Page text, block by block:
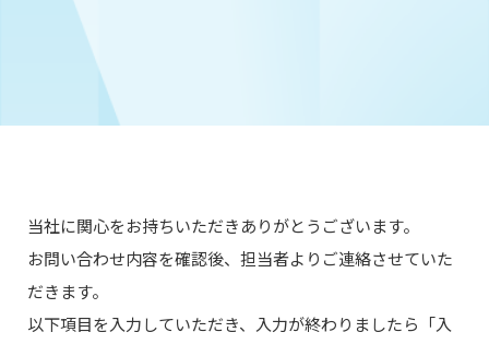
当社に関心をお持ちいただきありがとうございます。
お問い合わせ内容を確認後、担当者よりご連絡させていた
だきます。
以下項目を入力していただき、入力が終わりましたら「入